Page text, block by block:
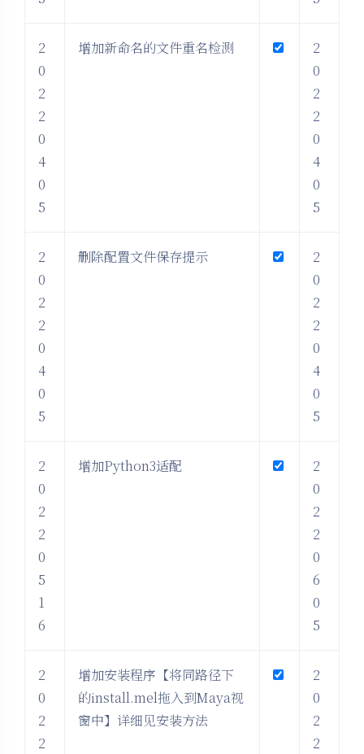
2
0
2
2
0
4
0
5
增加新命名的文件重名检测
2
0
2
2
0
4
0
5
2
0
2
2
0
4
0
5
删除配置文件保存提示
2
0
2
2
0
4
0
5
2
0
2
2
0
5
1
6
增加Python3适配
2
0
2
2
0
6
0
5
2
0
2
2
增加安装程序【将同路径下
的install.mel拖入到Maya视
窗中】详细见安装方法
2
0
2
2